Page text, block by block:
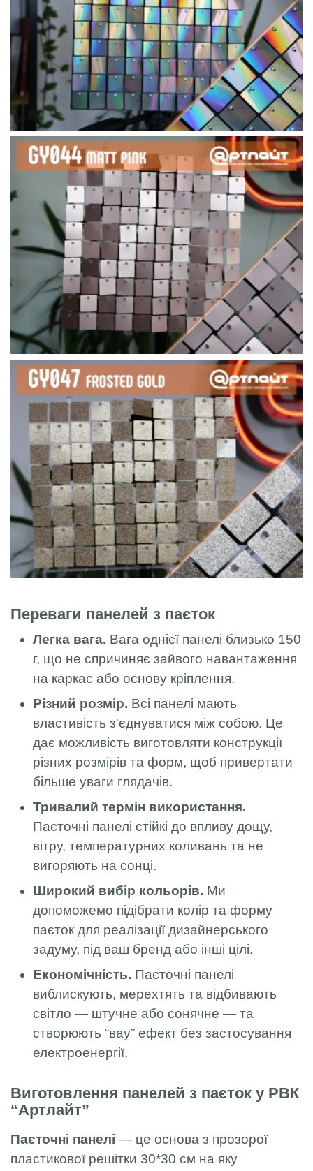
Переваги панелей з паєток
Легка вага. Вага однієї панелі близько 150
г, що не спричиняє зайвого навантаження
на каркас або основу кріплення.
Різний розмір. Всі панелі мають
властивість з'єднуватися між собою. Це
дає можливість виготовляти конструкції
різних розмірів та форм, щоб привертати
більше уваги глядачів.
Тривалий термін використання.
Паєточні панелі стійкі до впливу дощу,
вітру, температурних коливань та не
вигоряють на сонці.
Широкий вибір кольорів. Ми
допоможемо підібрати колір та форму
паєток для реалізації дизайнерського
задуму, під ваш бренд або інші цілі.
Економічність. Паєточні панелі
виблискують, мерехтять та відбивають
світло — штучне або сонячне — та
створюють “вау” ефект без застосування
електроенергії.
Виготовлення панелей з паєток у РВК
“Артлайт”
Паєточні панелі — це основа з прозорої
пластикової решітки 30*30 см на яку